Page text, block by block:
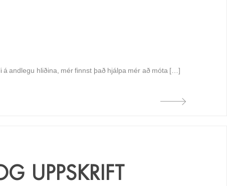
andlegu hliðina, mér finnst það hjálpa mér að móta […]
UPPSKRIFT